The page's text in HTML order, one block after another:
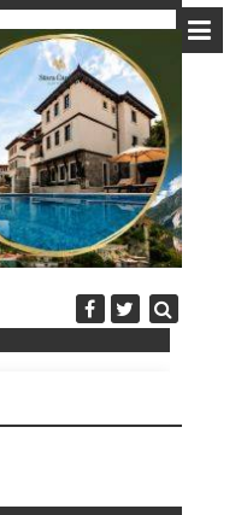
Diplomatija po